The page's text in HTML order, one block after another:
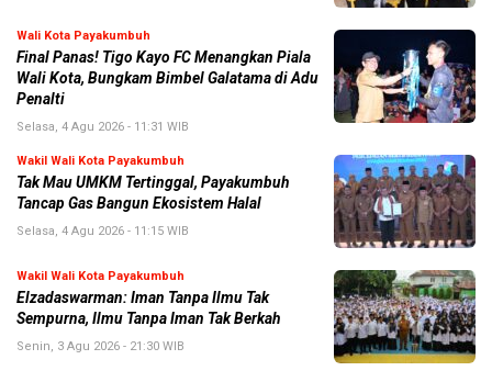
Wali Kota Payakumbuh
Final Panas! Tigo Kayo FC Menangkan Piala
Wali Kota, Bungkam Bimbel Galatama di Adu
Penalti
Selasa, 4 Agu 2026 - 11:31 WIB
Wakil Wali Kota Payakumbuh
Tak Mau UMKM Tertinggal, Payakumbuh
Tancap Gas Bangun Ekosistem Halal
Selasa, 4 Agu 2026 - 11:15 WIB
Wakil Wali Kota Payakumbuh
Elzadaswarman: Iman Tanpa Ilmu Tak
Sempurna, Ilmu Tanpa Iman Tak Berkah
Senin, 3 Agu 2026 - 21:30 WIB